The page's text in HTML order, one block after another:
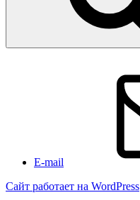
E-mail
Сайт работает на WordPress